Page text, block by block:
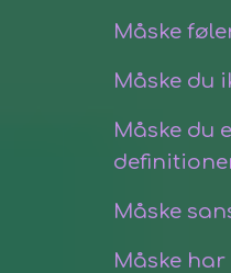
Måske
Måske du
Måske du
Måske
Måske